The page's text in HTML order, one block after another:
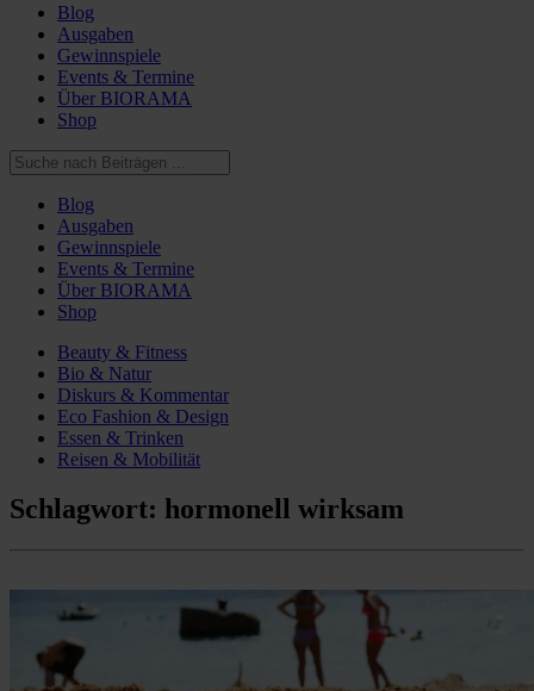
Blog
Ausgaben
Gewinnspiele
Events & Termine
Über BIORAMA
Shop
Blog
Ausgaben
Gewinnspiele
Events & Termine
Über BIORAMA
Shop
Beauty & Fitness
Bio & Natur
Diskurs & Kommentar
Eco Fashion & Design
Essen & Trinken
Reisen & Mobilität
Schlagwort: hormonell wirksam